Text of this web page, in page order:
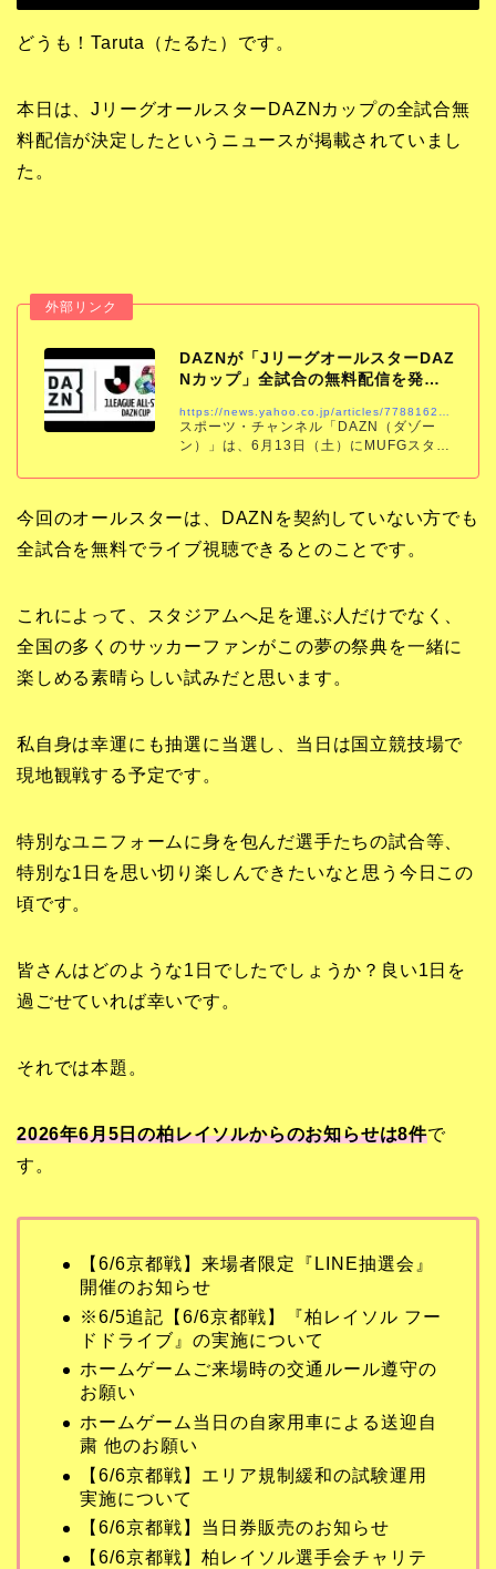
どうも！Taruta（たるた）です。
本日は、JリーグオールスターDAZNカップの全試合無
料配信が決定したというニュースが掲載されていまし
た。
DAZNが「JリーグオールスターDAZ
Nカップ」全試合の無料配信を発
https://news.yahoo.co.jp/articles/7788162aaddc03eefd2606578b1eb6c980264118
スポーツ・チャンネル「DAZN（ダゾー
ン）」は、6月13日（土）にMUFGスタジ
グオールスターDAZNカップ」の模様を、
し
今回のオールスターは、DAZNを契約していない方でも
全試合を無料でライブ視聴できるとのことです。
これによって、スタジアムへ足を運ぶ人だけでなく、
全国の多くのサッカーファンがこの夢の祭典を一緒に
楽しめる素晴らしい試みだと思います。
私自身は幸運にも抽選に当選し、当日は国立競技場で
現地観戦する予定です。
特別なユニフォームに身を包んだ選手たちの試合等、
特別な1日を思い切り楽しんできたいなと思う今日この
頃です。
皆さんはどのような1日でしたでしょうか？良い1日を
過ごせていれば幸いです。
それでは本題。
2026年6月5日の柏レイソルからのお知らせは8件で
す。
【6/6京都戦】来場者限定『LINE抽選会』
開催のお知らせ
※6/5追記【6/6京都戦】『柏レイソル フー
ドドライブ』の実施について
ホームゲームご来場時の交通ルール遵守の
お願い
ホームゲーム当日の自家用車による送迎自
粛 他のお願い
【6/6京都戦】エリア規制緩和の試験運用
実施について
【6/6京都戦】当日券販売のお知らせ
【6/6京都戦】柏レイソル選手会チャリテ